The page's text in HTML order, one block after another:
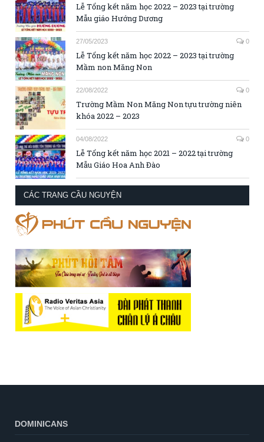
Lễ Tổng kết năm học 2022 – 2023 tại trường
Mẫu giáo Hướng Dương
27/05/2023 0
Lễ Tổng kết năm học 2022 – 2023 tại trường
Mầm non Măng Non
22/08/2022 0
Trường Mầm Non Măng Non tựu trường niên
khóa 2022 – 2023
04/08/2022 0
Lễ Tổng kết năm học 2021 – 2022 tại trường
Mẫu Giáo Hoa Anh Đào
CÁC TRANG CẦU NGUYỆN
DOMINICANS